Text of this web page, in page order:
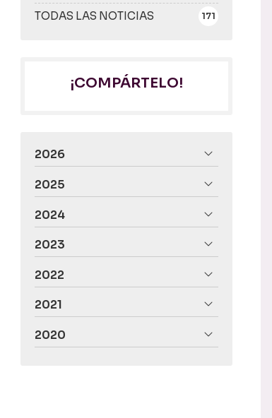
TODAS LAS NOTICIAS 171
¡COMPÁRTELO!
2026
2025
2024
2023
2022
2021
2020